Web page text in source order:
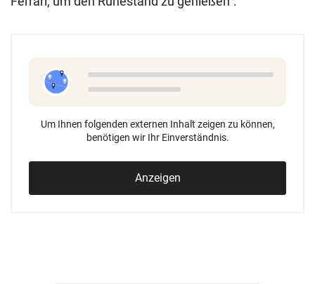
Um Ihnen folgenden externen Inhalt zeigen zu können,
benötigen wir Ihr Einverständnis.
Anzeigen